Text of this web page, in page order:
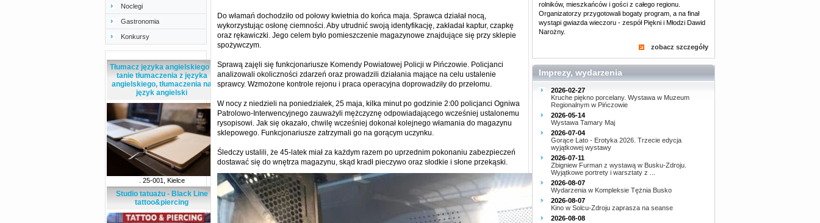
Noclegi
Gastronomia
Konkursy
Tłumacz języka angielskiego -
tanie tłumaczenia z języka
angielskiego, tłumaczenia na
język angielski
. 25-001, Kielce
Studio tatuażu - Black Line
tattoo&piercing
Do włamań dochodziło od połowy kwietnia do końca maja. Sprawca działał nocą,
wykorzystując osłonę ciemności. Aby utrudnić swoją identyfikację, zakładał kaptur, czapkę
oraz rękawiczki. Jego celem było pomieszczenie magazynowe znajdujące się przy sklepie
spożywczym.
Sprawą zajęli się funkcjonariusze Komendy Powiatowej Policji w Pińczowie. Policjanci
analizowali okoliczności zdarzeń oraz prowadzili działania mające na celu ustalenie
sprawcy. Wzmożone kontrole rejonu i praca operacyjna doprowadziły do przełomu.
W nocy z niedzieli na poniedziałek, 25 maja, kilka minut po godzinie 2:00 policjanci Ogniwa
Patrolowo-Interwencyjnego zauważyli mężczyznę odpowiadającego wcześniej ustalonemu
rysopisowi. Jak się okazało, chwilę wcześniej dokonał kolejnego włamania do magazynu
sklepowego. Funkcjonariusze zatrzymali go na gorącym uczynku.
Śledczy ustalili, że 45-latek miał za każdym razem po uprzednim pokonaniu zabezpieczeń
dostawać się do wnętrza magazynu, skąd kradł pieczywo oraz słodkie i słone przekąski.
rolników, mieszkańców i gości z całego regionu.
Organizatorzy przygotowali bogaty program, a na finał
wystąpi gwiazda wieczoru - zespół Piękni i Młodzi Dawid
Narożny.
zobacz szczegóły
Imprezy, wydarzenia
2026-02-27
Kruche piękno porcelany. Wystawa w Muzeum
Regionalnym w Pińczowie
2026-05-14
Wystawa Tamary Maj
2026-07-04
Gorące Lato - Erotyka 2026. Trzecie edycja
wyjątkowej wystawy
2026-07-11
Zbigniew Furman z wystawą w Busku-Zdroju.
Wyjątkowe portrety i warsztaty z ...
2026-08-07
Wydarzenia w Kompleksie Tężnia Busko
2026-08-07
Kino w Solcu-Zdroju zaprasza na seanse
2026-08-08